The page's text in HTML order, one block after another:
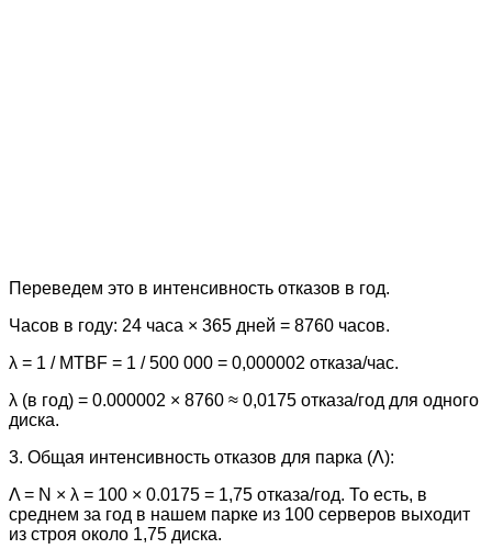
Переведем это в интенсивность отказов в год.
Часов в году: 24 часа × 365 дней = 8760 часов.
λ = 1 / MTBF = 1 / 500 000 = 0,000002 отказа/час.
λ (в год) = 0.000002 × 8760 ≈ 0,0175 отказа/год для одного
диска.
3. Общая интенсивность отказов для парка (Λ):
Λ = N × λ = 100 × 0.0175 = 1,75 отказа/год. То есть, в
среднем за год в нашем парке из 100 серверов выходит
из строя около 1,75 диска.